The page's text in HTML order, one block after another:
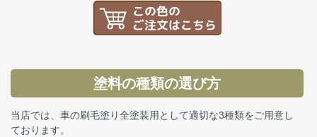
塗料の種類の選び方
当店では、車の刷毛塗り全塗装用として適切な3種類をご用意し
ております。